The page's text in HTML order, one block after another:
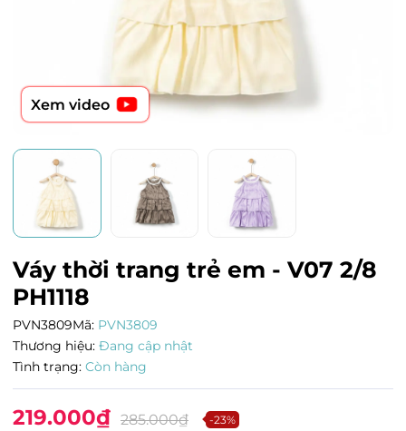
Xem video
Váy thời trang trẻ em - V07 2/8
PH1118
PVN3809Mã: PVN3809
Thương hiệu: Đang cập nhật
Tình trạng: Còn hàng
219.000₫ 285.000₫ -23%